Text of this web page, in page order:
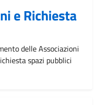
e Richiesta
delle Associazioni
spazi pubblici